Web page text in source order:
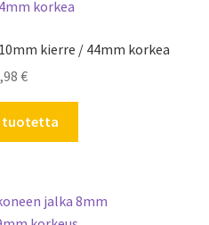
kierre / 44mm korkea
€
tuotetta